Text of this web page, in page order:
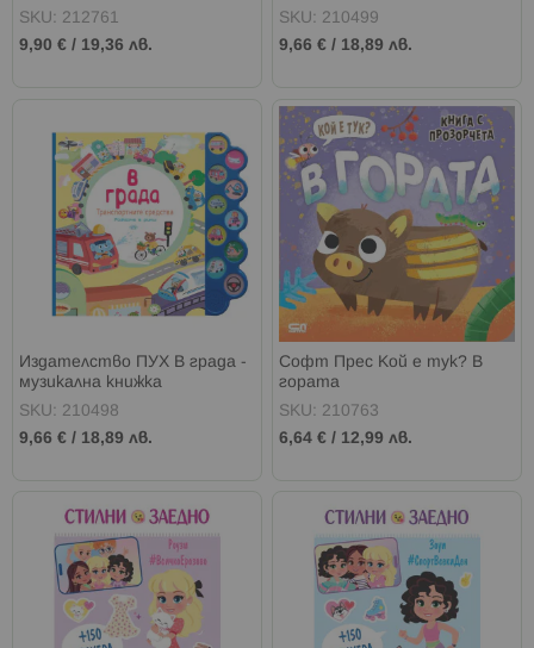
SKU: 212761
9,90 € / 19,36 лв.
книжка
SKU: 210499
9,66 € / 18,89 лв.
Издателство ПУХ В града -
музикална книжка
SKU: 210498
9,66 € / 18,89 лв.
Софт Прес Кой е тук? В
гората
SKU: 210763
6,64 € / 12,99 лв.